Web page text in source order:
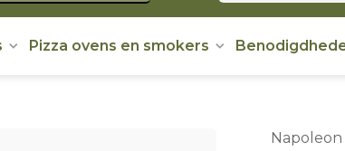
Pizza ovens en smokers
Napoleon